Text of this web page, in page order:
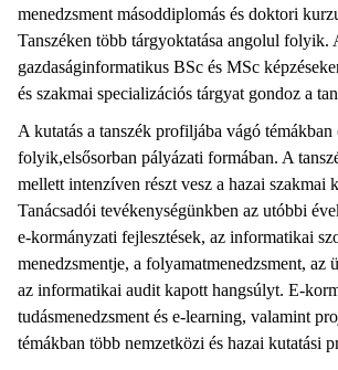
menedzsment másoddiplomás és doktori
Tanszéken több tárgyoktatása angolul folyik.
gazdaságinformatikus BSc és MSc
és szakmai specializációs tárgyat gondoz a
A kutatás a tanszék profiljába vágó témákban
folyik,elsősorban pályázati formában. A
mellett intenzíven részt vesz a hazai szakmai
Tanácsadói tevékenységünkben az utóbbi
e-kormányzati fejlesztések, az informatikai
menedzsmentje, a folyamatmenedzsment, az
az informatikai audit kapott hangsúlyt. E-
tudásmenedzsment és e-learning, valamint
témákban több nemzetközi és hazai kutatási